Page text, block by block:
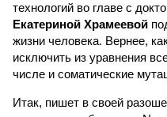
технологий во главе с
Екатериной Храмеевой
жизни человека. Вернее,
исключить из уравнения
числе и соматические
Итак, пишет в своей